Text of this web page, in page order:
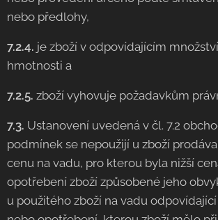
nebo předlohy,
7.2.4. je zboží v odpovídajícím
hmotnosti a
7.2.5. zboží vyhovuje požadavkům
7.3. Ustanovení uvedená v čl. 7.2
podmínek se nepoužijí u zboží
cenu na vadu, pro kterou byla nižší
opotřebení zboží způsobené jeho
u použitého zboží na vadu